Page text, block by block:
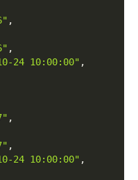
,
,
24 10:00:00" ,
,
,
24 10:00:00" ,